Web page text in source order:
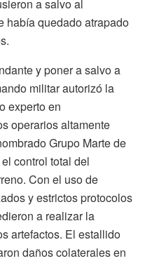
a salvo al
había quedado atrapado
y poner a salvo a
militar autorizó la
experto en
operarios altamente
Grupo Marte de
control total del
Con el uso de
y estrictos protocolos
a realizar la
artefactos. El estallido
daños colaterales en